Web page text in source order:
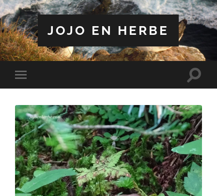
JOJO EN HERBE
Toggle
mobile
Toggle